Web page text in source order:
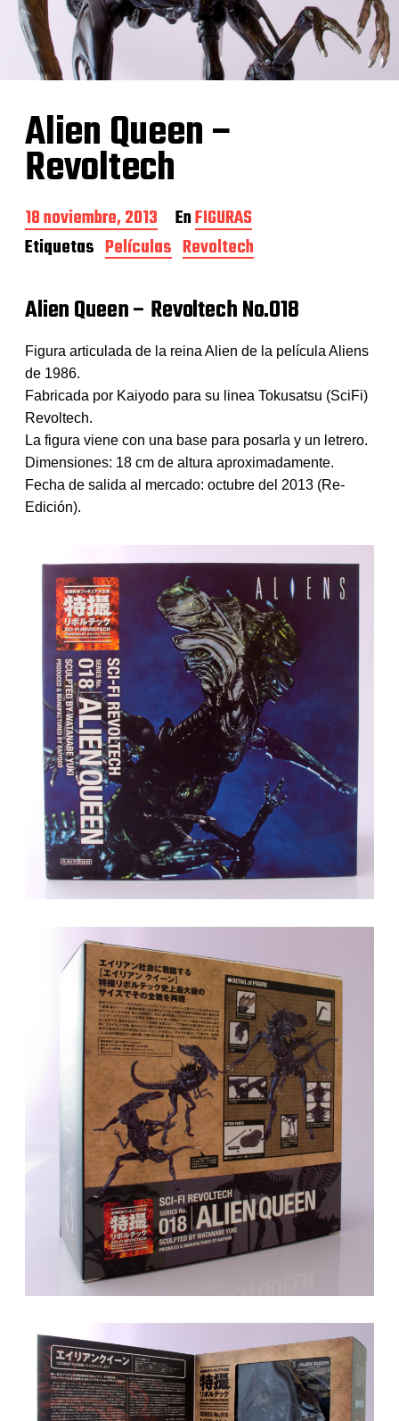
Alien Queen –
Revoltech
F
e
c
d
e
l
a
e
n
t
r
a
d
a
18 noviembre, 2013 EnFIGURAS
Etiquetas Películas Revoltech
Alien Queen – Revoltech No.018
Figura articulada de la reina Alien de la película Aliens
de 1986.
Fabricada por Kaiyodo para su linea Tokusatsu (SciFi)
Revoltech.
La figura viene con una base para posarla y un letrero.
Dimensiones: 18 cm de altura aproximadamente.
Fecha de salida al mercado: octubre del 2013 (Re-
Edición).